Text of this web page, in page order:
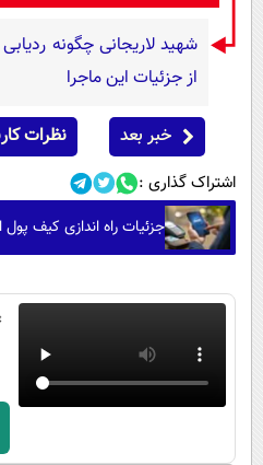
شهید لاریجانی چگونه
از جزئیات این ماجرا
خبر بعد نظرات
اشتراک گذاری :
جزئیات راه اندازی کیف پول